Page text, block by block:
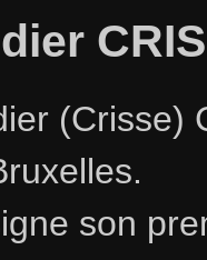
(Crisse)
son